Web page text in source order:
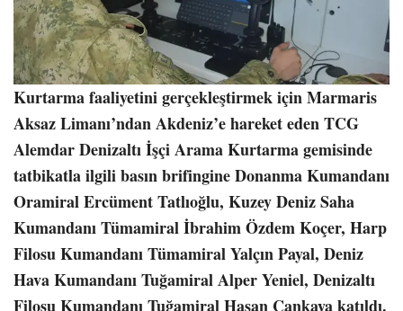
Kurtarma faaliyetini gerçekleştirmek için Marmaris
Aksaz Limanı’ndan Akdeniz’e hareket eden TCG
Alemdar Denizaltı İşçi Arama Kurtarma gemisinde
tatbikatla ilgili basın brifingine Donanma Kumandanı
Oramiral Ercüment Tatlıoğlu, Kuzey Deniz Saha
Kumandanı Tümamiral İbrahim Özdem Koçer, Harp
Filosu Kumandanı Tümamiral Yalçın Payal, Deniz
Hava Kumandanı Tuğamiral Alper Yeniel, Denizaltı
Filosu Kumandanı Tuğamiral Hasan Çankaya katıldı.